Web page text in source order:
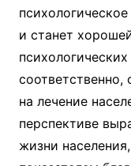
и станет
на лечение
перспективе
жизни